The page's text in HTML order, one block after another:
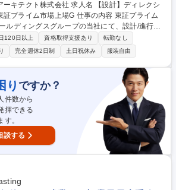
会社 求人名 【設計】ディレクシ
場上場G 仕事の内容 東証プライム
ルディングスグループの当社にて、設計/進行管
。社内設計者や外部パートナーと連携を取りな
工/販売へと導きます。 ■外注設計先から
ック/ブラッシュアップ■多棟現場における全体
すり合わせ■外構計画の策定およびチェック ■
者目線での間取り/表記確認)■各種仕様の収まり
リスク確認■確認申請図面および構造設計のチ
所/施工事務所等)や関係各所との折衝/ディレクシ
募集職種 【設計】ディレクシ
プライム市場上場G
120日以上 資格取得支援あり
転勤なし
完全週休2日制 土日祝休み 服装自由
り ですか？
件数から
揮できる
。
談する